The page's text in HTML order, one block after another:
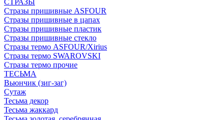
СТРАЗЫ
Стразы пришивные ASFOUR
Стразы пришивные в цапах
Стразы пришивные пластик
Стразы пришивные стекло
Стразы термо ASFOUR/Xirius
Стразы термо SWAROVSKI
Стразы термо прочие
ТЕСЬМА
Вьюнчик (зиг-заг)
Сутаж
Тесьма декор
Тесьма жаккард